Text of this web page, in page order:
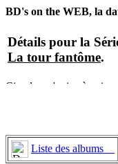
BD's on the WEB, la
Détails pour la
La tour fantôme.
Liste des albums